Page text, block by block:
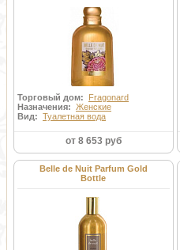
Торговый дом: Fragonard
Назначения: Женские
Вид: Туалетная вода
от 8 653 руб
Belle de Nuit Parfum Gold
Bottle